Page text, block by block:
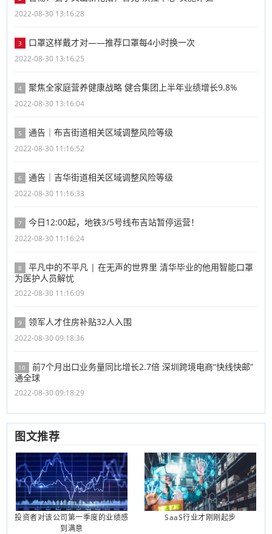
2022-08-30 13:16:28
3 口罩这样戴才对——推荐口罩每4小时换一次
2022-08-30 13:16:25
4 聚焦全家庭营养健康战略 健合集团上半年业绩增长9.8%
2022-08-30 13:16:04
5 通告｜布吉街道相关区域调整风险等级
2022-08-30 11:16:52
6 通告｜吉华街道相关区域调整风险等级
2022-08-30 11:16:33
7 今日12:00起，地铁3/5号线布吉站暂停运营！
2022-08-30 11:16:24
8
平凡中的不平凡 | 在无声的世界里 清华毕业的他用智能口罩
为医护人员解忧
2022-08-30 11:16:09
9 领军人才住房补贴32人入围
2022-08-30 09:18:36
10
前7个月出口业务量同比增长2.7倍 深圳跨境电商“快线快邮”
通全球
2022-08-30 09:18:29
图文推荐
投资者对该公司第一季度的业绩感
到满意
SaaS行业才刚刚起步